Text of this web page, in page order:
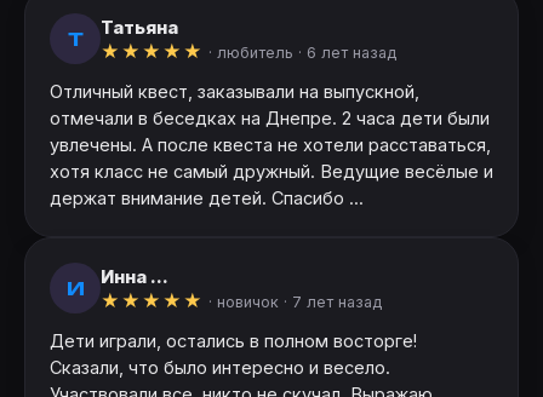
Т
Татьяна
★ ★ ★ ★ ★ · любитель · 6 лет назад
Отличный квест, заказывали на выпускной,
отмечали в беседках на Днепре. 2 часа дети были
увлечены. А после квеста не хотели расставаться,
хотя класс не самый дружный. Ведущие весёлые и
держат внимание детей. Спасибо ...
И
Инна ...
★ ★ ★ ★ ★ · новичок · 7 лет назад
Дети играли, остались в полном восторге!
Сказали, что было интересно и весело.